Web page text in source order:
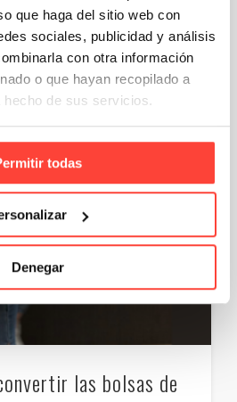
que haga del sitio web con
sociales, publicidad y análisis
con otra información
o que hayan recopilado a
de sus servicios.
todas
Denegar
las bolsas de